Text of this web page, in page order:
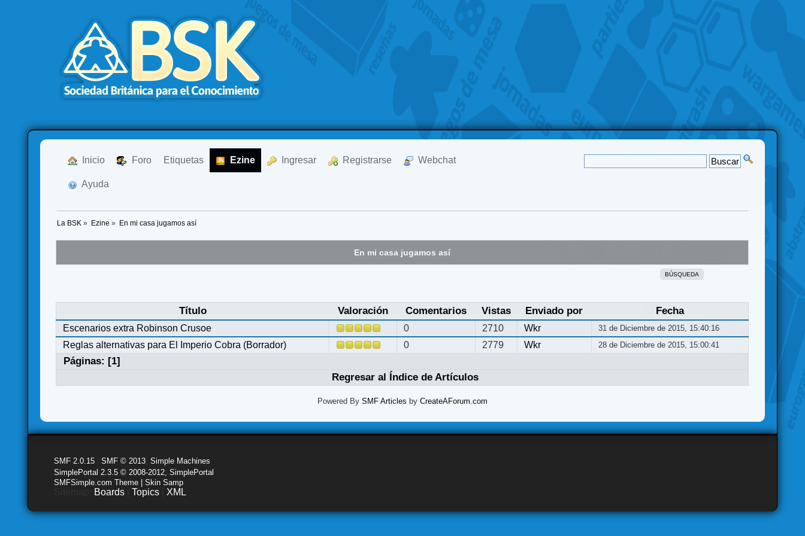
Inicio Foro Etiquetas Ezine Ingresar Registrarse Webchat
Ayuda
La BSK » Ezine » En mi casa jugamos así
En mi casa jugamos así
BÚSQUEDA
Título Valoración Comentarios Vistas Enviado por Fecha
Escenarios extra Robinson Crusoe 0 2710 Wkr 31 de Diciembre de 2015, 15:40:16
Reglas alternativas para El Imperio Cobra (Borrador) 0 2779 Wkr 28 de Diciembre de 2015, 15:00:41
Páginas: [1]
Regresar al Índice de Artículos
Powered By SMF Articles by CreateAForum.com
SMF 2.0.15 |SMF © 2013 ,Simple Machines
SimplePortal 2.3.5 © 2008-2012, SimplePortal
SMFSimple.com Theme | Skin Samp
Boards |Topics XML